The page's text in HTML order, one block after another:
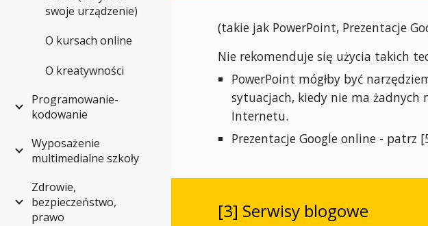
swoje urządzenie)
O kursach online
O kreatywności
Programowanie-
kodowanie
Wyposażenie
multimedialne szkoły
Zdrowie,
bezpieczeństwo,
prawo
(takie jak PowerPoint, Prezentacje
Nie rekomenduje się użycia takich
PowerPoint mógłby być
sytuacjach, kiedy nie ma
Internetu.
Prezentacje Google online - patrz
[3] Serwisy blogowe